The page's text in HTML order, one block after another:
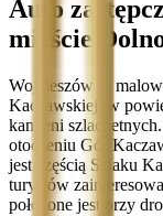
Auto
mieście
Wojcieszów to
Kaczawskiej, w
kamieni
otoczeniu Gór
jest częścią Szlaku
turystów
położone jest przy